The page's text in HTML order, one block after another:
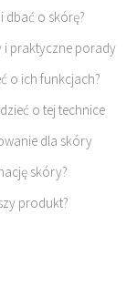
dbać o skórę?
i praktyczne porady
o ich funkcjach?
o tej technice
dla skóry
skóry?
produkt?